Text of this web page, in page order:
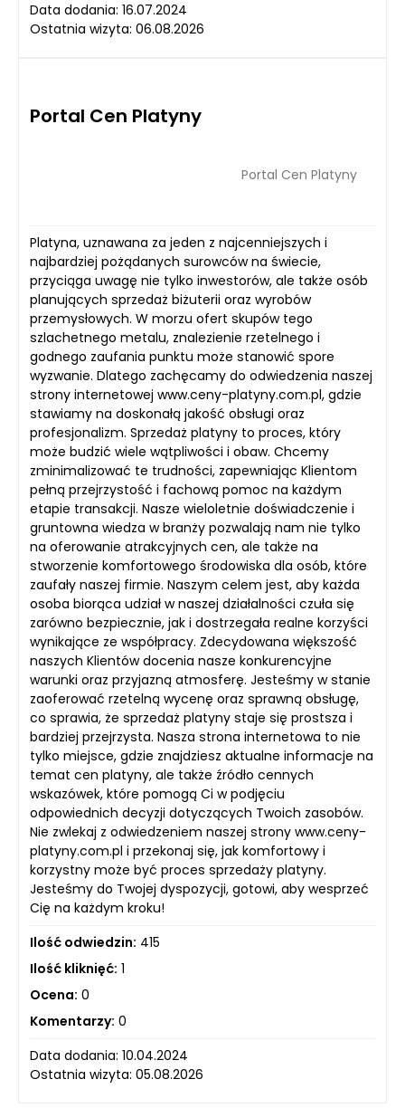
Data dodania: 16.07.2024
Ostatnia wizyta: 06.08.2026
Portal Cen Platyny
Portal Cen Platyny
Platyna, uznawana za jeden z najcenniejszych i
najbardziej pożądanych surowców na świecie,
przyciąga uwagę nie tylko inwestorów, ale także osób
planujących sprzedaż biżuterii oraz wyrobów
przemysłowych. W morzu ofert skupów tego
szlachetnego metalu, znalezienie rzetelnego i
godnego zaufania punktu może stanowić spore
wyzwanie. Dlatego zachęcamy do odwiedzenia naszej
strony internetowej www.ceny-platyny.com.pl, gdzie
stawiamy na doskonałą jakość obsługi oraz
profesjonalizm. Sprzedaż platyny to proces, który
może budzić wiele wątpliwości i obaw. Chcemy
zminimalizować te trudności, zapewniając Klientom
pełną przejrzystość i fachową pomoc na każdym
etapie transakcji. Nasze wieloletnie doświadczenie i
gruntowna wiedza w branży pozwalają nam nie tylko
na oferowanie atrakcyjnych cen, ale także na
stworzenie komfortowego środowiska dla osób, które
zaufały naszej firmie. Naszym celem jest, aby każda
osoba biorąca udział w naszej działalności czuła się
zarówno bezpiecznie, jak i dostrzegała realne korzyści
wynikające ze współpracy. Zdecydowana większość
naszych Klientów docenia nasze konkurencyjne
warunki oraz przyjazną atmosferę. Jesteśmy w stanie
zaoferować rzetelną wycenę oraz sprawną obsługę,
co sprawia, że sprzedaż platyny staje się prostsza i
bardziej przejrzysta. Nasza strona internetowa to nie
tylko miejsce, gdzie znajdziesz aktualne informacje na
temat cen platyny, ale także źródło cennych
wskazówek, które pomogą Ci w podjęciu
odpowiednich decyzji dotyczących Twoich zasobów.
Nie zwlekaj z odwiedzeniem naszej strony www.ceny-
platyny.com.pl i przekonaj się, jak komfortowy i
korzystny może być proces sprzedaży platyny.
Jesteśmy do Twojej dyspozycji, gotowi, aby wesprzeć
Cię na każdym kroku!
Ilość odwiedzin: 415
Ilość kliknięć: 1
Ocena: 0
Komentarzy: 0
Data dodania: 10.04.2024
Ostatnia wizyta: 05.08.2026